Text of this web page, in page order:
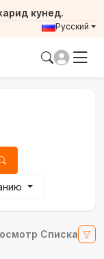
кунед.
Русский
Списка